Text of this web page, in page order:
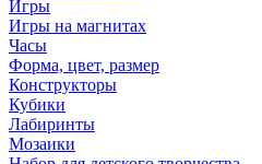
Игры
Игры на магнитах
Часы
Форма, цвет, размер
Конструкторы
Кубики
Лабиринты
Мозаики